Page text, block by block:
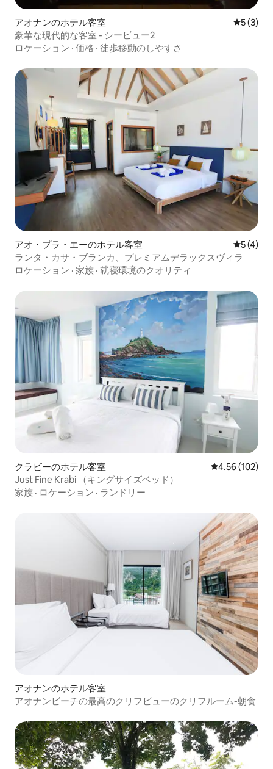
アオナンのホテル客室 レビュー
5 (3)
豪華な現代的な客室 - シービュー2
ロケーション · 価格 · 徒歩移動のしやすさ
アオ・プラ・エーのホテル客室 レビュー
5 (4)
ランタ・カサ・ブランカ、プレミアムデラックスヴィラ
ロケーション · 家族 · 就寝環境のクオリティ
クラビーのホテル客室 レビュー102
4.56 (102)
Just Fine Krabi （キングサイズベッド）
家族 · ロケーション · ランドリー
アオナンのホテル客室
アオナンビーチの最高のクリフビューのクリフルーム-朝食